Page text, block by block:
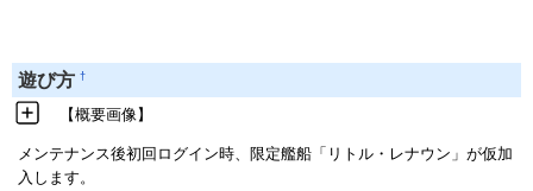
遊び方 †
【概要画像】
メンテナンス後初回ログイン時、限定艦船「リトル・レナウン」が仮加
入します。